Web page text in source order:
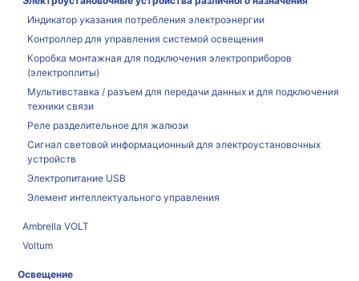
Индикатор указания потребления электроэнергии
Контроллер для управления системой освещения
Коробка монтажная для подключения электроприборов
(электроплиты)
Мультивставка / разъем для передачи данных и для подключения
техники связи
Реле разделительное для жалюзи
Сигнал световой информационный для электроустановочных
устройств
Электропитание USB
Элемент интеллектуального управления
Ambrella VOLT
Voltum
Освещение